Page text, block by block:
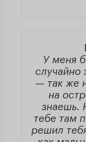
У меня
случайно
— так же
на
знаешь.
тебе там
решил